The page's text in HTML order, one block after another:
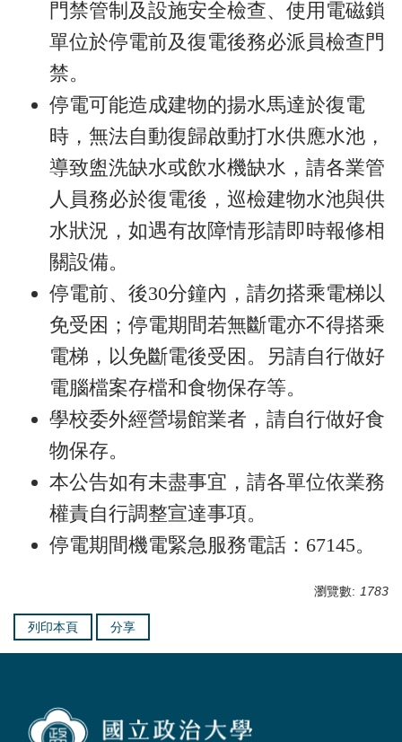
門禁管制及設施安全檢查、使用電磁鎖
單位於停電前及復電後務必派員檢查門
禁。
停電可能造成建物的揚水馬達於復電
時，無法自動復歸啟動打水供應水池，
導致盥洗缺水或飲水機缺水，請各業管
人員務必於復電後，巡檢建物水池與供
水狀況，如遇有故障情形請即時報修相
關設備。
停電前、後30分鐘內，請勿搭乘電梯以
免受困；停電期間若無斷電亦不得搭乘
電梯，以免斷電後受困。另請自行做好
電腦檔案存檔和食物保存等。
學校委外經營場館業者，請自行做好食
物保存。
本公告如有未盡事宜，請各單位依業務
權責自行調整宣達事項。
停電期間機電緊急服務電話：67145。
瀏覽數: 1783
列印本頁 分享